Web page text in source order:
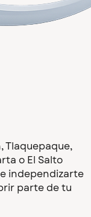
Tlaquepaque,
o El Salto
independizarte
parte de tu